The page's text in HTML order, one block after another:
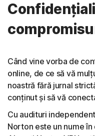
Când vine vorba de
online, de ce să vă
noastră fără jurnal
conținut și să vă
Cu audituri
Norton este un nume